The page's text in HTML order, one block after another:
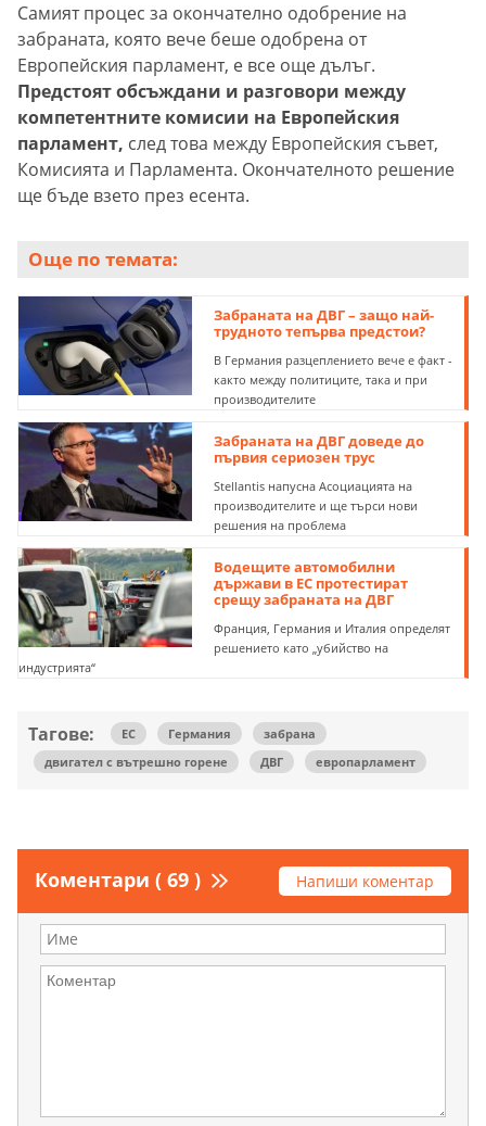
Самият процес за окончателно одобрение на
забраната, която вече беше одобрена от
Европейския парламент, е все още дълъг.
Предстоят обсъждани и разговори между
компетентните комисии на Европейския
парламент, след това между Европейския съвет,
Комисията и Парламента. Окончателното решение
ще бъде взето през есента.
Още по темата:
Забраната на ДВГ – защо най-
трудното тепърва предстои?
В Германия разцеплението вече е факт -
както между политиците, така и при
производителите
Забраната на ДВГ доведе до
първия сериозен трус
Stellantis напусна Асоциацията на
производителите и ще търси нови
решения на проблема
Водещите автомобилни
държави в ЕС протестират
срещу забраната на ДВГ
Франция, Германия и Италия определят
решението като „убийство на
индустрията“
Тагове: ЕС Германия
забрана
двигател с вътрешно горене
ДВГ европарламент
Коментари ( 69 ) Напиши коментар